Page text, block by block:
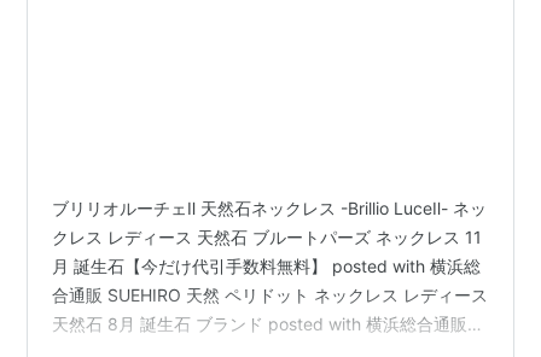
ブリリオルーチェⅡ 天然石ネックレス -Brillio LuceⅡ- ネッ
クレス レディース 天然石 ブルートパーズ ネックレス 11
月 誕生石【今だけ代引手数料無料】 posted with 横浜総
合通販 SUEHIRO 天然 ペリドット ネックレス レディース
天然石 8月 誕生石 ブランド posted with 横浜総合通販